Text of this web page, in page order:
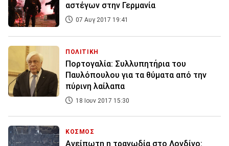
αστέγων στην Γερμανία
07 Αυγ 2017 19:41
ΠΟΛΙΤΙΚΗ
Πορτογαλία: Συλλυπητήρια του
Παυλόπουλου για τα θύματα από την
πύρινη λαίλαπα
18 Ιουν 2017 15:30
ΚΟΣΜΟΣ
Ανείπωτη η τραγωδία στο Λονδίνο: